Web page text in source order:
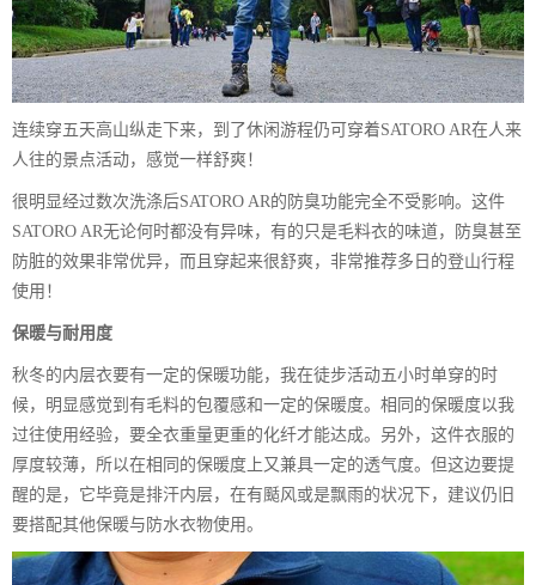
连续穿五天高山纵走下来，到了休闲游程仍可穿着SATORO AR在人来
人往的景点活动，感觉一样舒爽！
很明显经过数次洗涤后SATORO AR的防臭功能完全不受影响。这件
SATORO AR无论何时都没有异味，有的只是毛料衣的味道，防臭甚至
防脏的效果非常优异，而且穿起来很舒爽，非常推荐多日的登山行程
使用！
保暖与耐用度
秋冬的内层衣要有一定的保暖功能，我在徒步活动五小时单穿的时
候，明显感觉到有毛料的包覆感和一定的保暖度。相同的保暖度以我
过往使用经验，要全衣重量更重的化纤才能达成。另外，这件衣服的
厚度较薄，所以在相同的保暖度上又兼具一定的透气度。但这边要提
醒的是，它毕竟是排汗内层，在有颳风或是飘雨的状况下，建议仍旧
要搭配其他保暖与防水衣物使用。